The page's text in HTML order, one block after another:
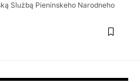
Slużbą Pieninskeho Narodneho